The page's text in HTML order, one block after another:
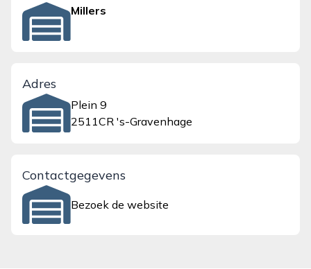
Millers
Adres
Plein 9
2511CR 's-Gravenhage
Contactgegevens
Bezoek de website